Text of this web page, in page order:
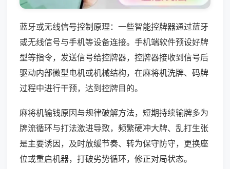
蓝牙或无线信号控制原理：一些智能控牌器通过蓝牙
或无线信号与手机等设备连接。手机端软件预设好牌
型等指令，发送信号给控牌器，控牌器接收到信号后
驱动内部微型电机或机械结构，在麻将机洗牌、码牌
过程中进行干预，达到控牌目的。
麻将机输钱原因与规律破解方法，短期持续输牌多为
牌流循环与打法激进导致，频繁硬冲大牌、乱打生张
是主要诱因，及时放缓节奏、转为保守防守，更换座
位或重启机器，打破劣势循环，修正对局状态。